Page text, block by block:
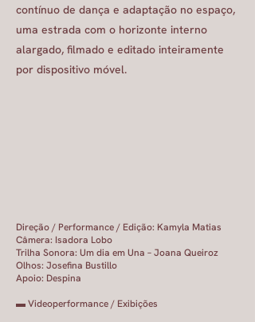
contínuo de dança e adaptação no espaço,
uma estrada com o horizonte interno
alargado, filmado e editado inteiramente
por dispositivo móvel.
Direção / Performance / Edição: Kamyla Matias
Câmera: Isadora Lobo
Trilha Sonora: Um dia em Una – Joana Queiroz
Olhos: Josefina Bustillo
Apoio: Despina
▬ Videoperformance / Exibições